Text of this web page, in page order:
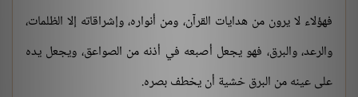
فهؤلاء لا يرون من هدايات القرآن، ومن أنواره، وإشراقاته إلا الظلمات،
والرعد، والبرق، فهو يجعل أصبعه في أذنه من الصواعق، ويجعل يده
على عينه من البرق خشية أن يخطف بصره.